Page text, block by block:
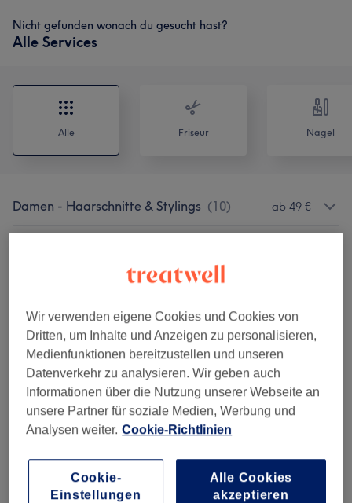
Nicht gefunden wonach du gesucht hast?
Alle Services
Alle Friseur Nägel
Damen - Haarschnitte & Stylings (10) ab 49 €
(2 )
Herren - Haarschnitte & Stylings (2) ab 34 €
Herren - Farbe, Schnitt & Föhnen 1) 74,50 €
Augenbrauen & Wimpernbehandlungen (6) ab 12 €
Maniküre & Pediküre (3)
Unsere Arbeit
Wir verwenden eigene Cookies und Cookies von
Dritten, um Inhalte und Anzeigen zu personalisieren,
Medienfunktionen bereitzustellen und unseren
Datenverkehr zu analysieren. Wir geben auch
Informationen über die Nutzung unserer Webseite an
unsere Partner für soziale Medien, Werbung und
Analysen weiter. Cookie-Richtlinien
Alle Cookies
akzeptieren
Cookie-
Einstellungen